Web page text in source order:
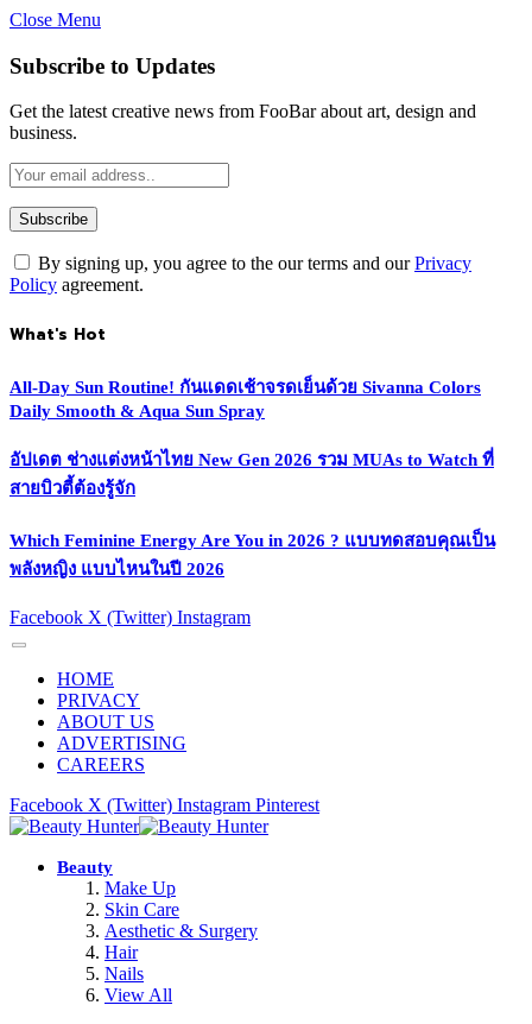
Close Menu
Subscribe to Updates
Get the latest creative news from FooBar about art, design and
business.
By signing up, you agree to the our terms and ourPrivacy
Policy agreement.
What's Hot
All-Day Sun Routine! กันแดดเช้าจรดเย็นด้วย Sivanna Colors
Daily Smooth & Aqua Sun Spray
อัปเดต ช่างแต่งหน้าไทย New Gen 2026 รวม MUAs to Watch ที่
สายบิวตี้ต้องรู้จัก
Which Feminine Energy Are You in 2026 ? แบบทดสอบคุณเป็น
พลังหญิง แบบไหนในปี 2026
Facebook X (Twitter) Instagram
HOME
PRIVACY
ABOUT US
ADVERTISING
CAREERS
Facebook X (Twitter) Instagram Pinterest
Beauty
Make Up
Skin Care
Aesthetic & Surgery
Hair
Nails
View All